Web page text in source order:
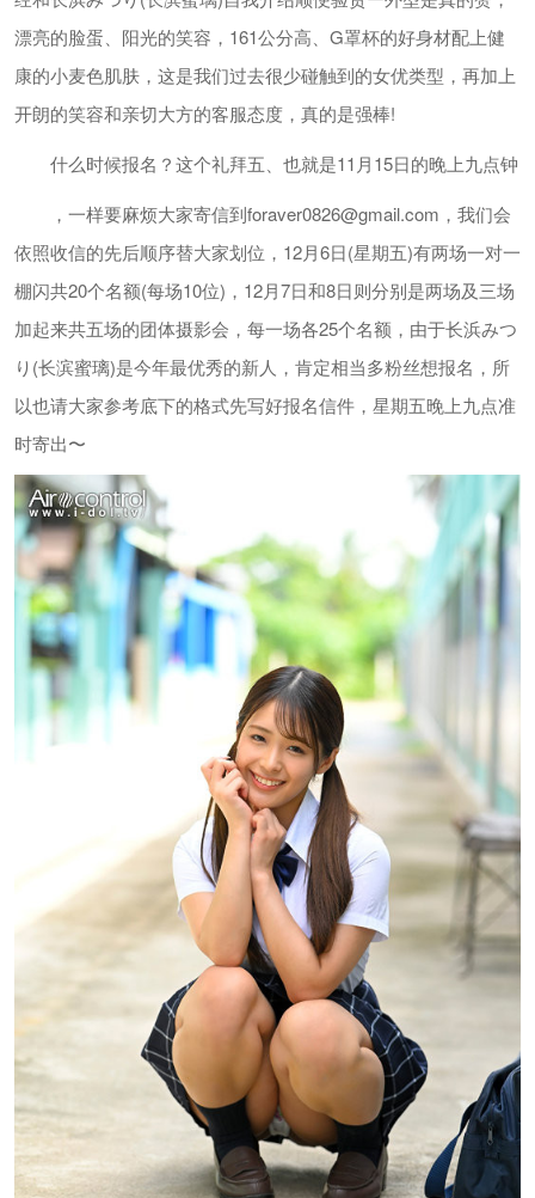
漂亮的脸蛋、阳光的笑容，161公分高、G罩杯的好身材配上健
康的小麦色肌肤，这是我们过去很少碰触到的女优类型，再加上
开朗的笑容和亲切大方的客服态度，真的是强棒!
什么时候报名？这个礼拜五、也就是11月15日的晚上九点钟
，一样要麻烦大家寄信到foraver0826@gmail.com ，我们会
依照收信的先后顺序替大家划位，12月6日(星期五)有两场一对一
棚闪共20个名额(每场10位)，12月7日和8日则分别是两场及三场
加起来共五场的团体摄影会，每一场各25个名额，由于长浜みつ
り(长滨蜜璃)是今年最优秀的新人，肯定相当多粉丝想报名，所
以也请大家参考底下的格式先写好报名信件，星期五晚上九点准
时寄出〜